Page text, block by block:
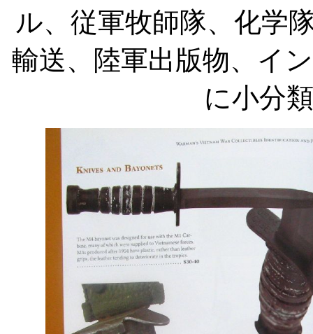
ル、従軍牧師隊、化学
輸送、陸軍出版物、イ
に小分